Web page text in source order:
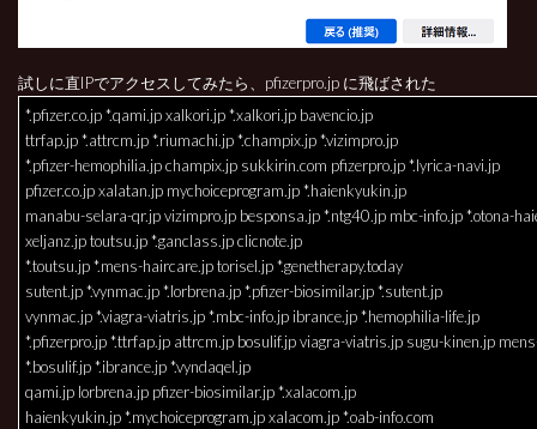
試しに直IPでアクセスしてみたら、pfizerpro.jp に飛ばされた
*.pfizer.co.jp *.qami.jp xalkori.jp *.xalkori.jp bavencio.jp
ttrfap.jp *.attrcm.jp *.riumachi.jp *.champix.jp *.vizimpro.jp
*.pfizer-hemophilia.jp champix.jp sukkirin.com pfizerpro.jp *.lyrica-navi.jp
pfizer.co.jp xalatan.jp mychoiceprogram.jp *.haienkyukin.jp
manabu-selara-qr.jp vizimpro.jp besponsa.jp *.ntg40.jp mbc-info.jp *.otona-
xeljanz.jp toutsu.jp *.ganclass.jp clicnote.jp
*.toutsu.jp *.mens-haircare.jp torisel.jp *.genetherapy.today
sutent.jp *.vynmac.jp *.lorbrena.jp *.pfizer-biosimilar.jp *.sutent.jp
vynmac.jp *.viagra-viatris.jp *.mbc-info.jp ibrance.jp *.hemophilia-life.jp
*.pfizerpro.jp *.ttrfap.jp attrcm.jp bosulif.jp viagra-viatris.jp sugu-kinen.jp
*.bosulif.jp *.ibrance.jp *.vyndaqel.jp
qami.jp lorbrena.jp pfizer-biosimilar.jp *.xalacom.jp
haienkyukin.jp *.mychoiceprogram.jp xalacom.jp *.oab-info.com